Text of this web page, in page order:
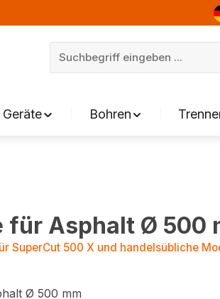
Bohren
für Asphalt Ø 500
SuperCut 500 X und handelsübliche